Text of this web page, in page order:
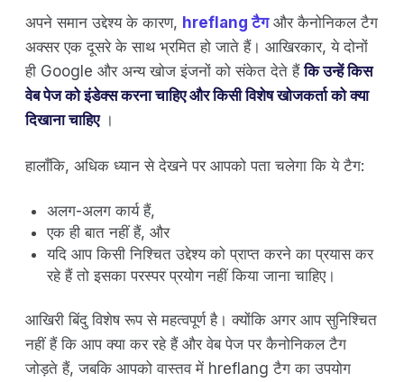
अपने समान उद्देश्य के कारण, hreflang टैगऔर कैनोनिकल टैग
अक्सर एक दूसरे के साथ भ्रमित हो जाते हैं। आखिरकार, ये दोनों
ही Google और अन्य खोज इंजनों को संकेत देते हैंकि उन्हें किस
वेब पेज को इंडेक्स करना चाहिए और किसी विशेष खोजकर्ता को क्या
दिखाना चाहिए।
हालाँकि, अधिक ध्यान से देखने पर आपको पता चलेगा कि ये टैग:
अलग-अलग कार्य हैं,
एक ही बात नहीं हैं, और
यदि आप किसी निश्चित उद्देश्य को प्राप्त करने का प्रयास कर
रहे हैं तो इसका परस्पर प्रयोग नहीं किया जाना चाहिए।
आखिरी बिंदु विशेष रूप से महत्वपूर्ण है। क्योंकि अगर आप सुनिश्चित
नहीं हैं कि आप क्या कर रहे हैं और वेब पेज पर कैनोनिकल टैग
जोड़ते हैं, जबकि आपको वास्तव में hreflang टैग का उपयोग